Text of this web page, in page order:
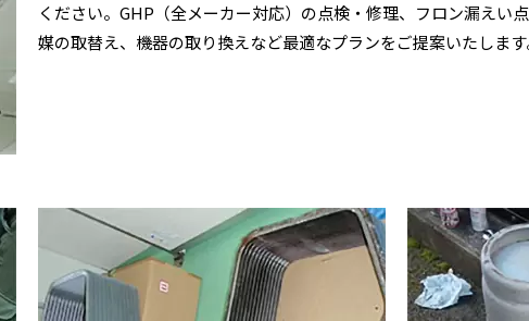
ください。GHP（全メーカー対応）の点検・修理、フロン漏えい
媒の取替え、機器の取り換えなど最適なプランをご提案いたします